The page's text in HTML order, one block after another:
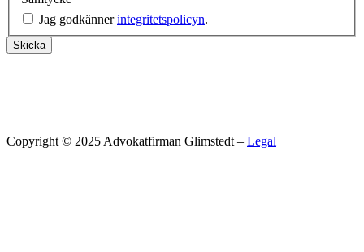
Jag godkännerintegritetspolicyn.
Skicka
Copyright © 2025 Advokatfirman Glimstedt – Legal